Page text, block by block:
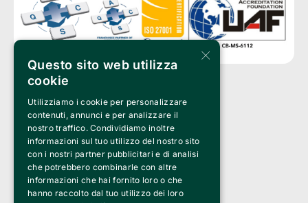
Clappit è un marchio di proprietà di:
Bemils Srl
a Socio Unico
Via Fosse Ardeatine, 4 -20092 Cinisello Balsamo (MI)
PI 05589050961
Iscr. C.C.I.A.A. Milano R.E.A. 1833471
© 2010-2025 Bemils Srl - Tutti i diritti riservati
Credits:
×
Questo sito web utilizza
cookie
Utilizziamo i cookie per personalizzare
contenuti, annunci e per analizzare il
nostro traffico. Condividiamo inoltre
informazioni sul tuo utilizzo del nostro sito
con i nostri partner pubblicitari e di analisi
che potrebbero combinarle con altre
informazioni che hai fornito loro o che
hanno raccolto dal tuo utilizzo dei loro